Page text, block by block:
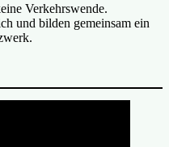
Verkehrswende.
und bilden gemeinsam ein